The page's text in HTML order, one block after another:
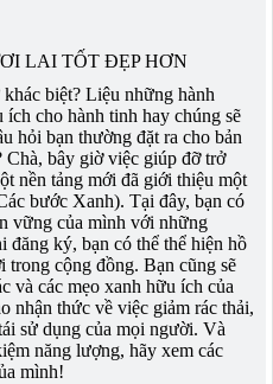
LAI TỐT ĐẸP HƠN
biệt? Liệu những hành
cho hành tinh hay chúng sẽ
hỏi bạn thường đặt ra cho bản
bây giờ việc giúp đỡ trở
nền tảng mới đã giới thiệu một
bước Xanh). Tại đây, bạn có
vững của mình với những
ký, bạn có thể thể hiện hồ
trong cộng đồng. Bạn cũng sẽ
và các mẹo xanh hữu ích của
nhận thức về việc giảm rác thải,
sử dụng của mọi người. Và
năng lượng, hãy xem các
mình!